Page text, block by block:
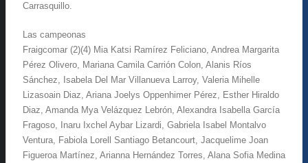
Carrasquillo.
Las campeonas
Fraigcomar (2)(4) Mia Katsi Ramírez Feliciano, Andrea Margarita
Pérez Olivero, Mariana Camila Carrión Colon, Alanis Ríos
Sánchez, Isabela Del Mar Villanueva Larroy, Valeria Mihelle
Lizasoain Diaz, Ariana Joelys Oppenhimer Pérez, Esther Hiraldo
Diaz, Amanda Mya Velázquez Lebrón, Alexandra Isabella García
Fragoso, Inaru Ixchel Aybar Lizardi, Gabriela Isabel Montalvo
Ventura, Fabiola Lorell Santiago Betancourt, Jacquelime Joan
Figueroa Martínez, Arianna Hernández Torres, Alana Sofia Medina